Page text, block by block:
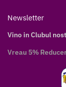
Newsletter
Vino in Clubul
Vreau 5%